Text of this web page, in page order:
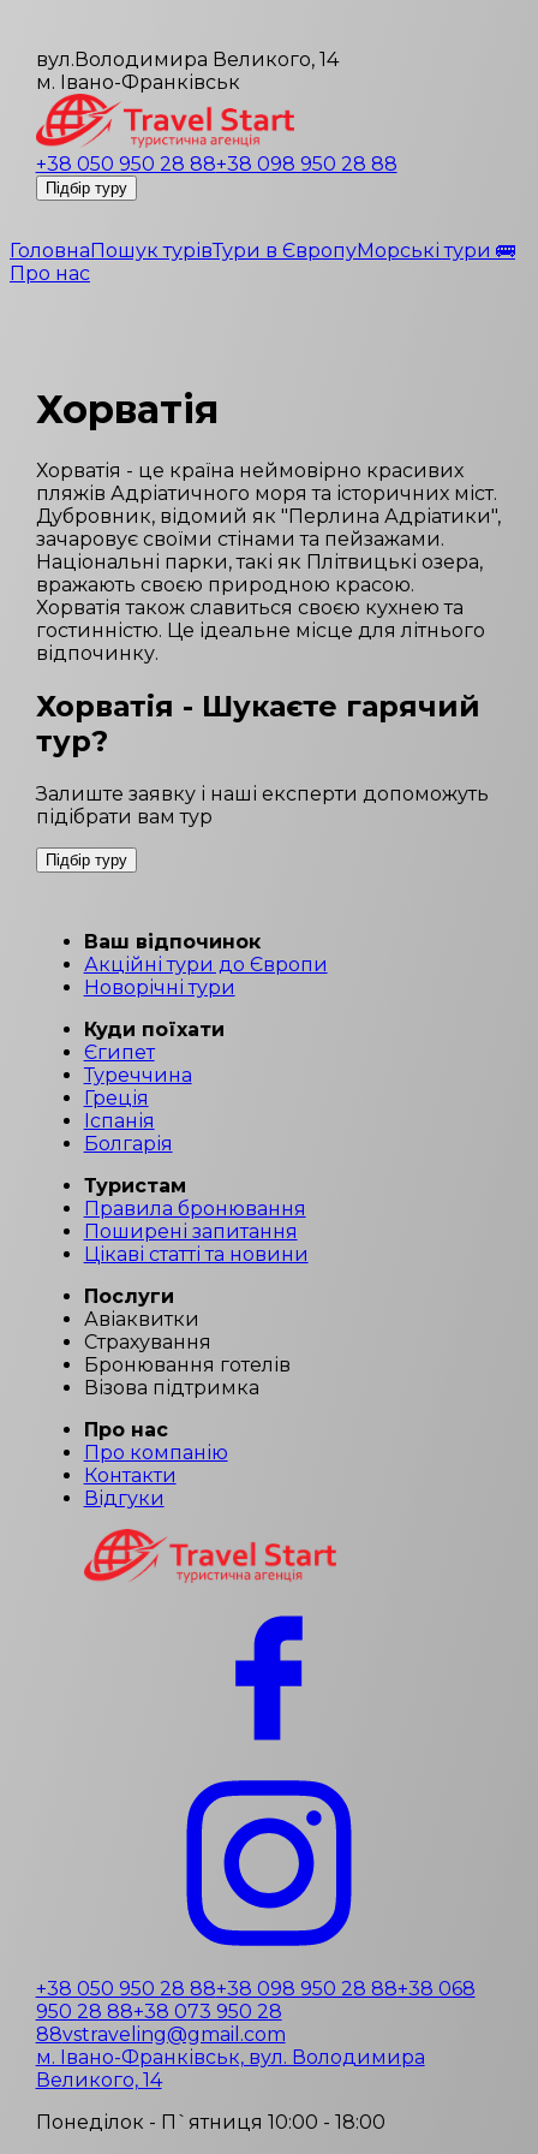
вул.Володимира Великого, 14
м. Івано-Франківськ
+38 050 950 28 88+38 098 950 28 88
Підбір туру
ГоловнаПошук турівТури в ЄвропуМорські тури 🚌
Про нас
Хорватія
Хорватія - це країна неймовірно красивих
пляжів Адріатичного моря та історичних міст.
Дубровник, відомий як "Перлина Адріатики",
зачаровує своїми стінами та пейзажами.
Національні парки, такі як Плітвицькі озера,
вражають своєю природною красою.
Хорватія також славиться своєю кухнею та
гостинністю. Це ідеальне місце для літнього
відпочинку.
Хорватія - Шукаєте гарячий
тур?
Залиште заявку і наші експерти допоможуть
підібрати вам тур
Підбір туру
Ваш відпочинок
Акційні тури до Європи
Новорічні тури
Куди поїхати
Єгипет
Туреччина
Греція
Іспанія
Болгарія
Туристам
Правила бронювання
Поширені запитання
Цікаві статті та новини
Послуги
Авіаквитки
Страхування
Бронювання готелів
Візова підтримка
Про нас
Про компанію
Контакти
Відгуки
+38 050 950 28 88+38 098 950 28 88+38 068
950 28 88+38 073 950 28
88vstraveling@gmail.com
м. Івано-Франківськ, вул. Володимира
Великого, 14
Понеділок - П`ятниця 10:00 - 18:00